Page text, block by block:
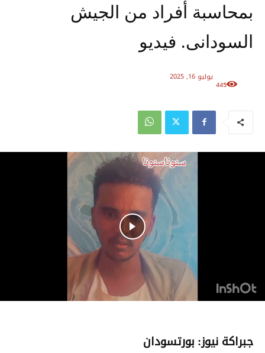
بمحاسبة أفراد من الجيش
السودانى. فيديو
يوليو 16, 2025
445
جبراكة نيوز: بورتسودان